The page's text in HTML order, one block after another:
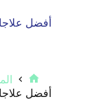
أفضل
أفضل